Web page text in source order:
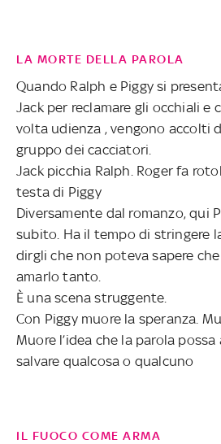
LA MORTE DELLA PAROLA
Quando Ralph e Piggy si
Jack per reclamare gli occhiali e
volta udienza , vengono accolti
gruppo dei cacciatori.
Jack picchia Ralph. Roger fa
testa di Piggy
Diversamente dal romanzo, qui
subito. Ha il tempo di stringere
dirgli che non poteva sapere
amarlo tanto.
È una scena struggente.
Con Piggy muore la speranza.
Muore l’idea che la parola
salvare qualcosa o qualcuno
IL FUOCO COME ARMA